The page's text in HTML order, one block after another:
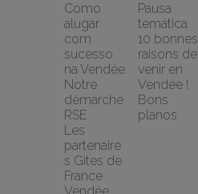
Como
alugar
com
sucesso
na Vendée
Notre
démarche
RSE
Les
partenaire
s Gites de
France
Pausa
temática
10 bonnes
raisons de
venir en
Vendée !
Bons
planos